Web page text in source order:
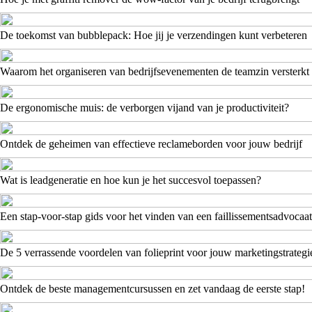
De toekomst van bubblepack: Hoe jij je verzendingen kunt verbeteren
Waarom het organiseren van bedrijfsevenementen de teamzin versterkt
De ergonomische muis: de verborgen vijand van je productiviteit?
Ontdek de geheimen van effectieve reclameborden voor jouw bedrijf
Wat is leadgeneratie en hoe kun je het succesvol toepassen?
Een stap-voor-stap gids voor het vinden van een faillissementsadvocaat
De 5 verrassende voordelen van folieprint voor jouw
Ontdek de beste managementcursussen en zet vandaag de eerste stap!